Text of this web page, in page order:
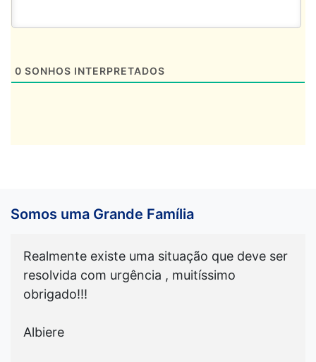
0 SONHOS INTERPRETADOS
Somos uma Grande Família
Realmente existe uma situação que deve ser
resolvida com urgência , muitíssimo
obrigado!!!
Albiere